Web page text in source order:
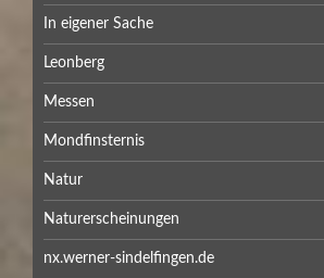
In eigener Sache
Leonberg
Messen
Mondfinsternis
Natur
Naturerscheinungen
nx.werner-sindelfingen.de